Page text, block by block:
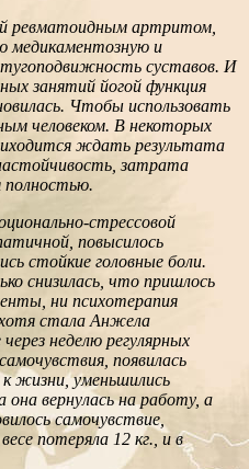
ревматоидным артритом,
медикаментозную и
тугоподвижность суставов. И
занятий йогой функция
Чтобы использовать
человеком. В некоторых
ждать результата
затрата
полностью.
стрессовой
повысилось
стойкие головные боли.
снизилась, что пришлось
ни психотерапия
стала Анжела
неделю регулярных
появилась
жизни, уменьшились
она вернулась на работу, а
самочувствие,
потеряла 12 кг., и в